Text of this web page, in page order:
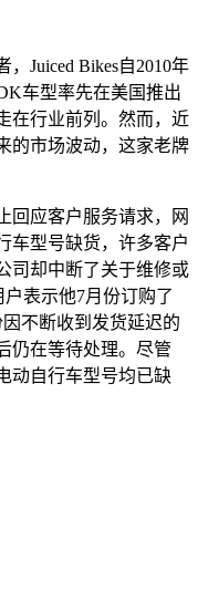
Juiced Bikes自2010年
车型率先在美国推出
在行业前列。然而，近
的市场波动，这家老牌
回应客户服务请求，网
车型号缺货，许多客户
司却中断了关于维修或
表示他7月份订购了
不断收到发货延迟的
仍在等待处理。尽管
动自行车型号均已缺